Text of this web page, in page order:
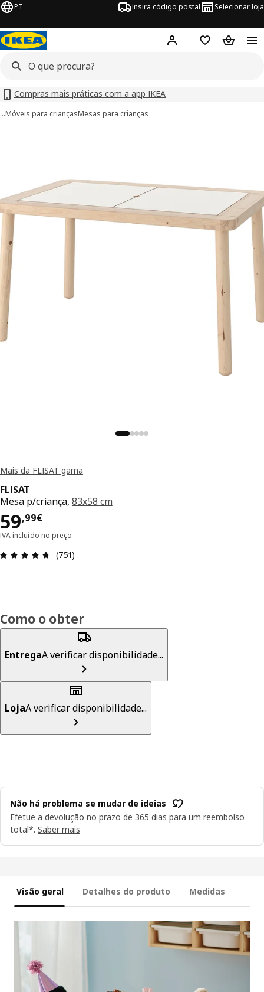
PT Insira código postal Selecionar loja
Hej! Inicie sessão
FavoritosCesto de
Compras mais práticas com a app IKEA
…Móveis para criançasMesas para crianças
Mais da FLISAT gama
FLISAT
Mesa p/criança,83x58 cm
59,99€
Preço 59,99€
IVA incluído no preço
Avaliações: 4.7 de 5 estrelas. Total de
(751)
Como o obter
EntregaA verificar disponibilidade...
LojaA verificar disponibilidade...
Não há problema se mudar de ideias
Efetue a devolução no prazo de 365 dias para um reembolso
total*. Saber mais
Visão geral Detalhes do produto Medidas